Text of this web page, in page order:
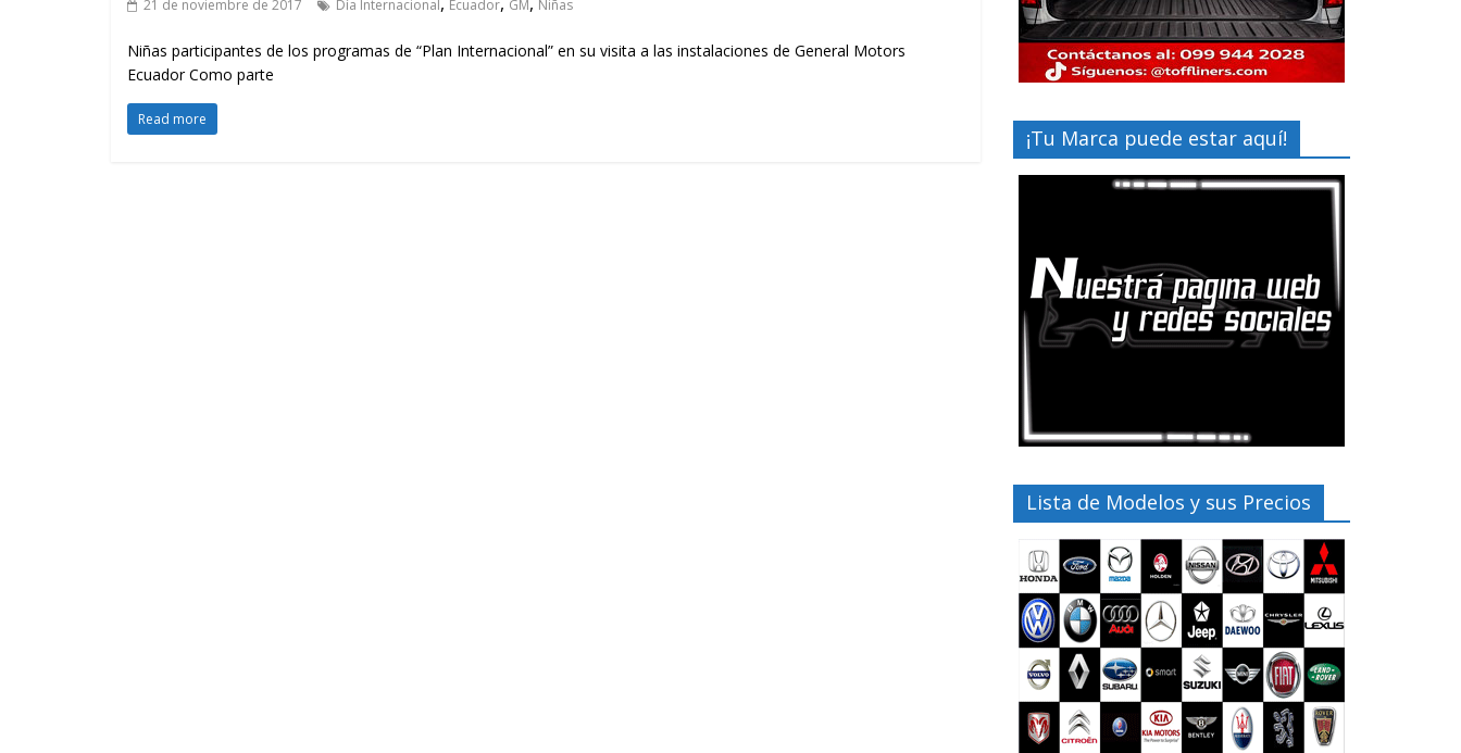
21 de noviembre de 2017 Día Internacional Ecuador GM Niñas
Niñas participantes de los programas de “Plan Internacional” en su visita a las instalaciones de General Motors
Ecuador Como parte
Read more
¡Tu Marca puede estar aquí!
Lista de Modelos y sus Precios